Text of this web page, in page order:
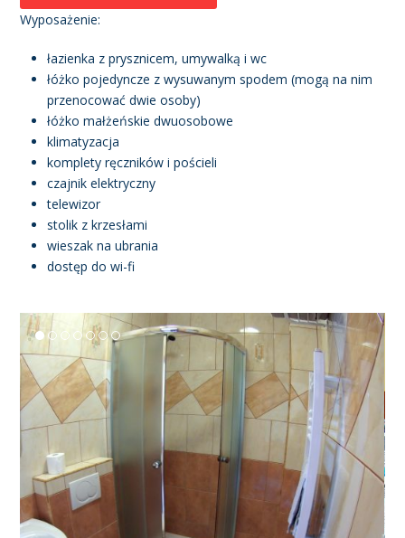
Wyposażenie:
łazienka z prysznicem, umywalką i wc
łóżko pojedyncze z wysuwanym spodem (mogą na nim
przenocować dwie osoby)
łóżko małżeńskie dwuosobowe
klimatyzacja
komplety ręczników i pościeli
czajnik elektryczny
telewizor
stolik z krzesłami
wieszak na ubrania
dostęp do wi-fi